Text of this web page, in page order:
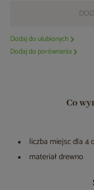
Dodaj do ulubionych
Dodaj do porównania
Co
liczba miejsc dla 4
materiał drewno